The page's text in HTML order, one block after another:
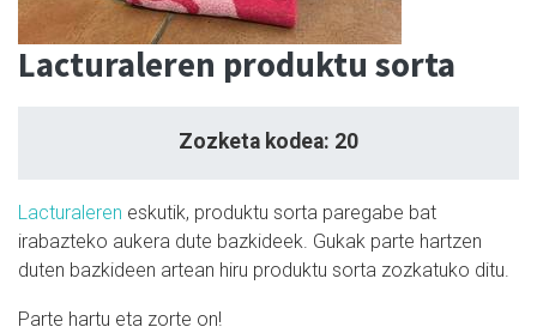
Lacturaleren produktu sorta
Zozketa kodea: 20
Lacturaleren eskutik, produktu sorta paregabe bat
irabazteko aukera dute bazkideek. Gukak parte hartzen
duten bazkideen artean hiru produktu sorta zozkatuko ditu.
Parte hartu eta zorte on!